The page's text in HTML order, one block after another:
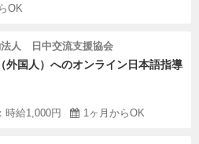
OK
法人 日中交流支援協会
外国人）へのオンライン日本語指導
時給1,000円 1ヶ月からOK